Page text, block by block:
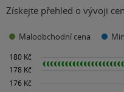
Získejte přehled o vývoji
Maloobchodní cena